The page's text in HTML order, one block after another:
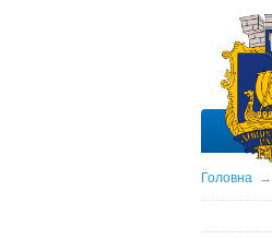
Головна→